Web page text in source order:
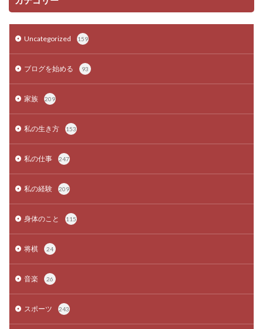
Uncategorized 159
ブログを始める 93
家族 209
私の生き方 153
私の仕事 247
私の経験 209
身体のこと 115
将棋 24
音楽 26
スポーツ 243